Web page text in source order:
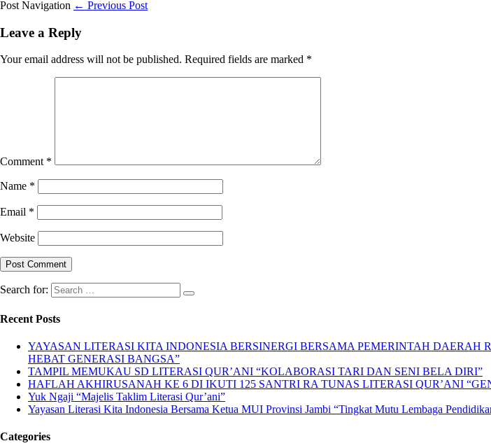
Post Navigation ← Previous Post
Leave a Reply
Your email address will not be published. Required fields are marked *
Comment *
Name *
Email *
Website
Search for:
Recent Posts
YAYASAN LITERASI KITA INDONESIA BERSINERGI BERSAMA PEMERINTAH
HEBAT GENERASI BANGSA”
TAMPIL MEMUKAU SD LITERASI QUR’ANI “KOLABORASI TARI DAN SENI BELA DIRI”
HAFLAH AKHIRUSANAH KE 6 DI IKUTI 125 SANTRI RA TUNAS LITERASI QUR’ANI
Yuk Ngaji “Majelis Taklim Literasi Qur’ani”
Yayasan Literasi Kita Indonesia Bersama Ketua MUI Provinsi Jambi “Tingkat Mutu Lembaga
Categories